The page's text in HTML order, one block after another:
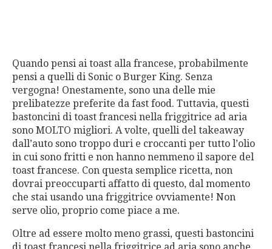
Quando pensi ai toast alla francese, probabilmente
pensi a quelli di Sonic o Burger King. Senza
vergogna! Onestamente, sono una delle mie
prelibatezze preferite da fast food. Tuttavia, questi
bastoncini di toast francesi nella friggitrice ad aria
sono MOLTO migliori. A volte, quelli del takeaway
dall’auto sono troppo duri e croccanti per tutto l’olio
in cui sono fritti e non hanno nemmeno il sapore del
toast francese. Con questa semplice ricetta, non
dovrai preoccuparti affatto di questo, dal momento
che stai usando una friggitrice ovviamente! Non
serve olio, proprio come piace a me.
Oltre ad essere molto meno grassi, questi bastoncini